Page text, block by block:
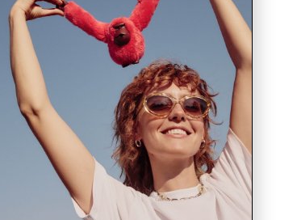
• תא ראשי עם סגירת רוכסן.
• בתא הראשי 9 לולאות לעטים.
• מכיל מקום של עד 50 עפרונות ועטים.